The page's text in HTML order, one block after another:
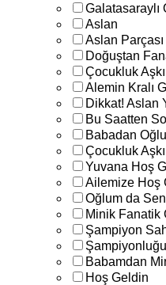
Galatasaraylı
Aslan
Aslan Parçası
Doğuştan
Çocukluk
Alemin Kralı
Dikkat! Aslan
Bu Saatten
Babadan
Çocukluk
Yuvana Hoş
Ailemize Hoş
Oğlum da
Minik Fanatik
Şampiyon
Babamdan
Hoş Geldin